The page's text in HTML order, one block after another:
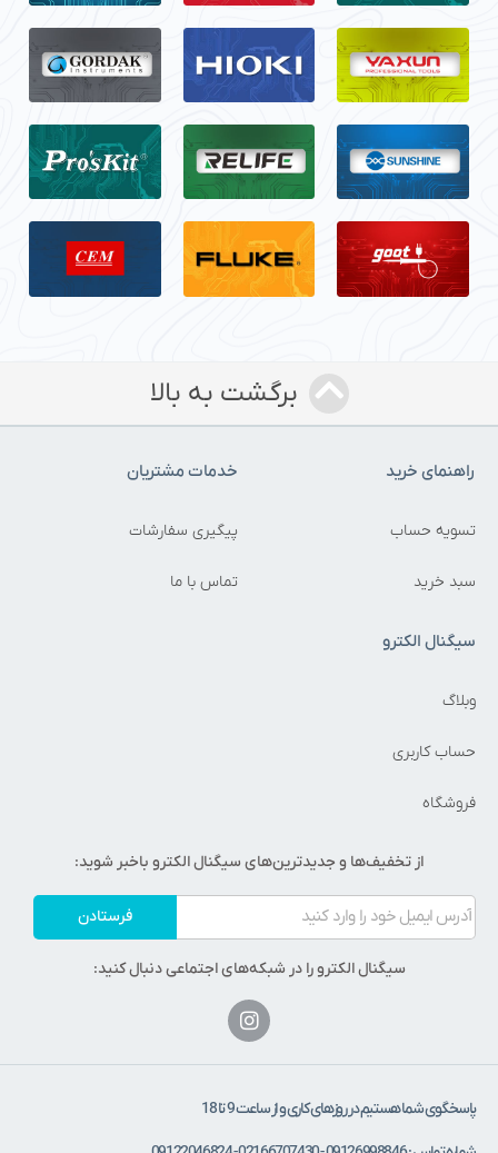
برگشت به بالا
راهنمای خرید
تسویه حساب
سبد خرید
خدمات مشتریان
پیگیری سفارشات
تماس با ما
سیگنال الکترو
وبلاگ
حساب کاربری
فروشگاه
از تخفیف‌ها و جدیدترین‌های سیگنال الکترو باخبر شوید:
فرستادن
سیگنال الکترو را در شبکه‌های اجتماعی دنبال کنید:
پاسخگوی شما هستیم در روزهای کاری و از ساعت 9 تا 18